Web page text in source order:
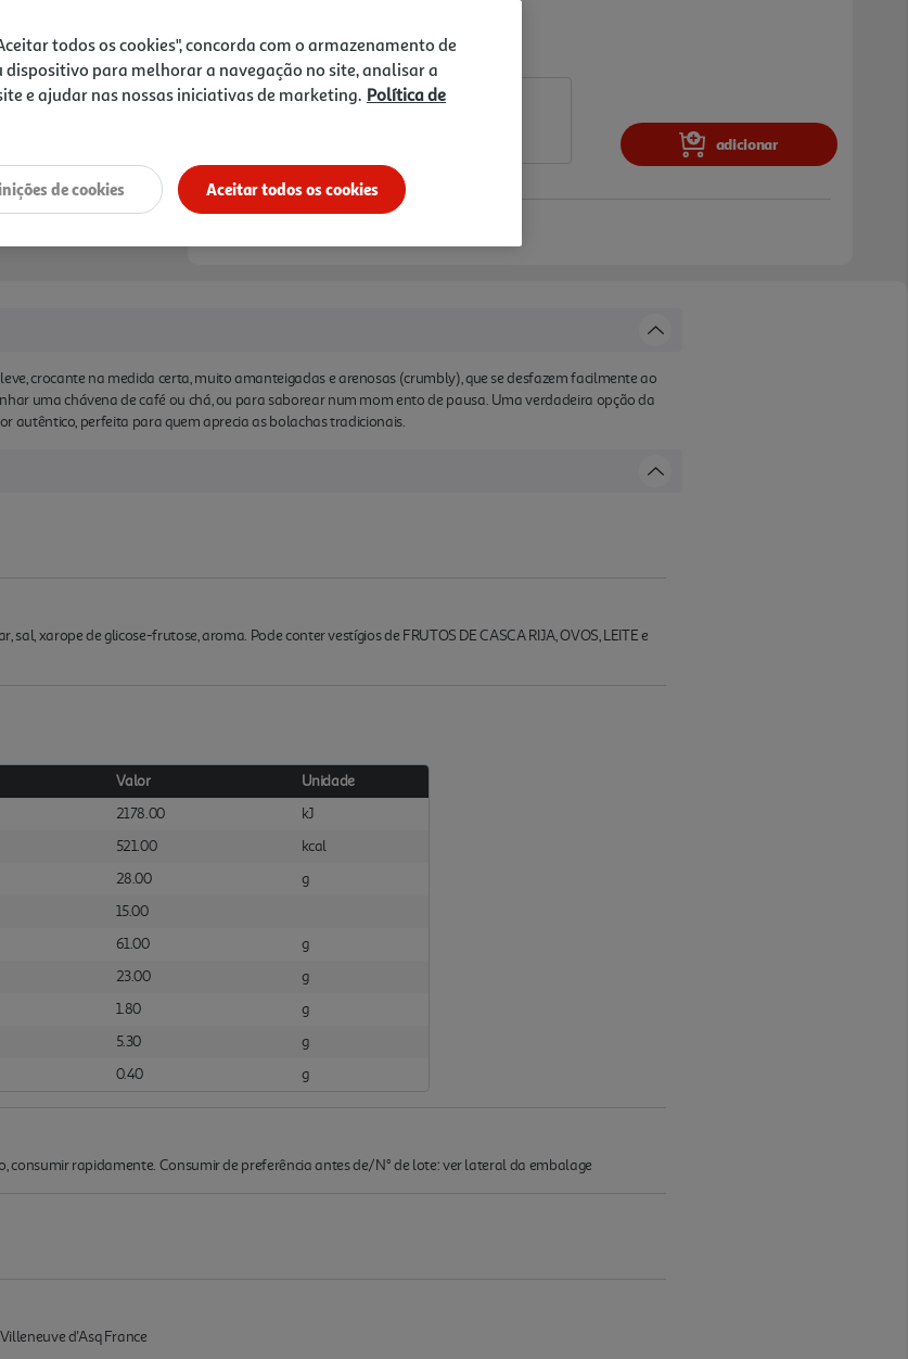
tradicionais.
Notas de preparação
adicionar
crocante na medida certa, muito amanteigadas e arenosas (crumbly), que se desfazem facilmente ao
uma chávena de café ou chá, ou para saborear num mom ento de pausa. Uma verdadeira opção da
autêntico, perfeita para quem aprecia as bolachas tradicionais.
sal, xarope de glicose-frutose, aroma. Pode conter vestígios de FRUTOS DE CASCA RIJA, OVOS, LEITE e
Valor
Unidade
2178.00
kJ
521.00
kcal
28.00
g
15.00
61.00
g
23.00
g
1.80
g
5.30
g
0.40 g
consumir rapidamente. Consumir de preferência antes de/N° de lote: ver lateral da embalage
d'Asq France
todos os cookies", concorda com o armazenamento de
dispositivo para melhorar a navegação no site, analisar a
e ajudar nas nossas iniciativas de marketing. Política de
Aceitar todos os cookies
de cookies